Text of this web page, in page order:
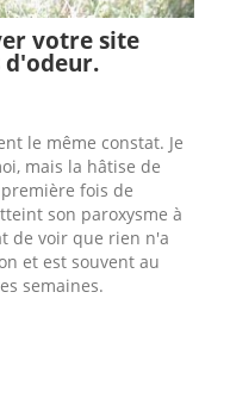
votre site
d'odeur.
le même constat. Je
mais la hâtise de
fois de
son paroxysme à
de voir que rien n'a
et est souvent au
semaines.